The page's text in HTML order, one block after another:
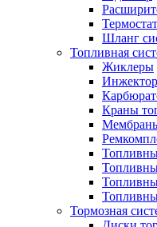
Шланг
Топливная
Жиклеры
Инжектор
Краны
Тормозная